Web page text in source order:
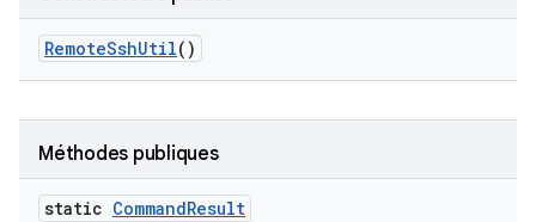
RemoteSshUtil()
Méthodes publiques
static CommandResult